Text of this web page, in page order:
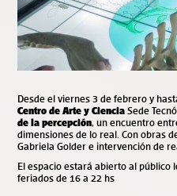
Desde el viernes 3 de febrero y
Centro de Arte y Ciencia Sede
de la percepción, un encuentro
dimensiones de lo real. Con obras
Gabriela Golder e intervención de
El espacio estará abierto al público l
feriados de 16 a 22 hs